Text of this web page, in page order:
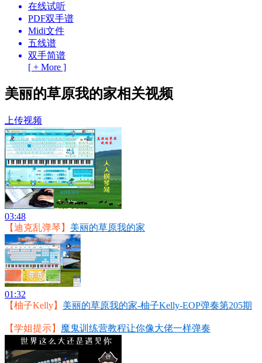
在线试听
PDF双手谱
Midi文件
五线谱
双手简谱
[ + More ]
美丽的草原我的家相关视频
上传视频
03:48
【迪克乱弹琴】 美丽的草原我的家
01:32
【柚子Kelly】 美丽的草原我的家-柚子Kelly-EOP弹奏第205期
【学姐提示】 魔鬼训练营教程让你像大佬一样弹奏